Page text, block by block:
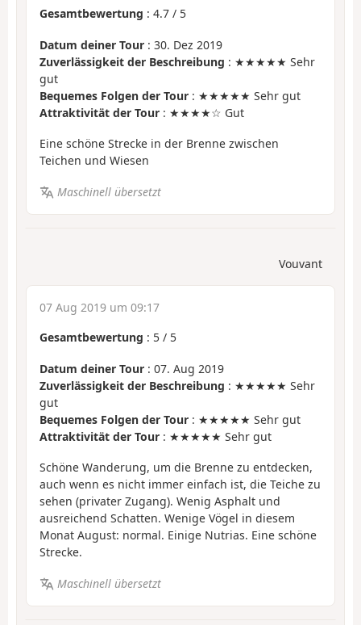
Gesamtbewertung : 4.7 / 5
Datum deiner Tour : 30. Dez 2019
Zuverlässigkeit der Beschreibung : ★★★★★ Sehr
gut
Bequemes Folgen der Tour : ★★★★★ Sehr gut
Attraktivität der Tour : ★★★★☆ Gut
Eine schöne Strecke in der Brenne zwischen
Teichen und Wiesen
Maschinell übersetzt
Vouvant
07 Aug 2019 um 09:17
Gesamtbewertung : 5 / 5
Datum deiner Tour : 07. Aug 2019
Zuverlässigkeit der Beschreibung : ★★★★★ Sehr
gut
Bequemes Folgen der Tour : ★★★★★ Sehr gut
Attraktivität der Tour : ★★★★★ Sehr gut
Schöne Wanderung, um die Brenne zu entdecken,
auch wenn es nicht immer einfach ist, die Teiche zu
sehen (privater Zugang). Wenig Asphalt und
ausreichend Schatten. Wenige Vögel in diesem
Monat August: normal. Einige Nutrias. Eine schöne
Strecke.
Maschinell übersetzt